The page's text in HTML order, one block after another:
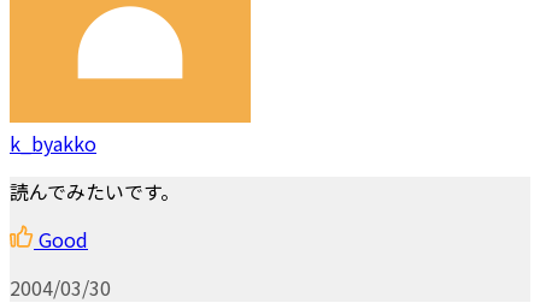
k_byakko
読んでみたいです。
Good
2004/03/30